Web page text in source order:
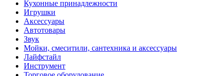
Кухонные принадлежности
Игрушки
Аксессуары
Автотовары
Звук
Мойки, смеситили, сантехника и аксессуары
Лайфстайл
Инструмент